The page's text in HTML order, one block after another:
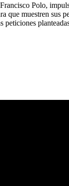
Polo,
que muestren sus
peticiones